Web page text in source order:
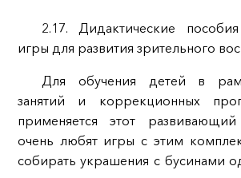
2.17. Дидактические
игры для развития зрительного
Для обучения детей в
занятий и коррекционных
применяется этот
очень любят игры с этим
собирать украшения с бусинами